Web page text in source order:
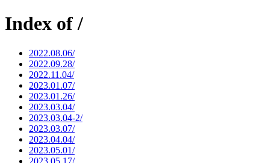
Index of /
2022.08.06/
2022.09.28/
2022.11.04/
2023.01.07/
2023.01.26/
2023.03.04/
2023.03.04-2/
2023.03.07/
2023.04.04/
2023.05.01/
2023.05.17/